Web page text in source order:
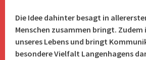
Die Idee dahinter besagt in
Menschen zusammen bringt.
unseres Lebens und bringt
besondere Vielfalt Langenhagens